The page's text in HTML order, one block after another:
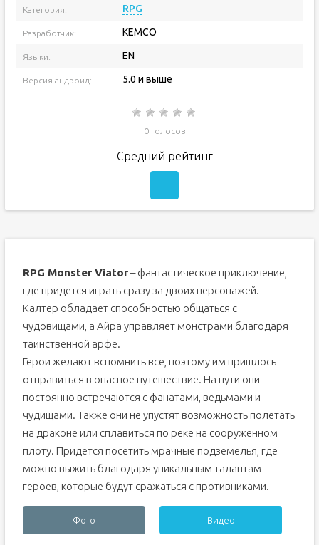
Категория: RPG
Разработчик: KEMCO
Языки: EN
Версия андроид: 5.0 и выше
0 голосов
Средний рейтинг
RPG Monster Viator– фантастическое приключение,
где придется играть сразу за двоих персонажей.
Калтер обладает способностью общаться с
чудовищами, а Айра управляет монстрами благодаря
таинственной арфе.
Герои желают вспомнить все, поэтому им пришлось
отправиться в опасное путешествие. На пути они
постоянно встречаются с фанатами, ведьмами и
чудищами. Также они не упустят возможность полетать
на драконе или сплавиться по реке на сооруженном
плоту. Придется посетить мрачные подземелья, где
можно выжить благодаря уникальным талантам
героев, которые будут сражаться с противниками.
Фото Видео